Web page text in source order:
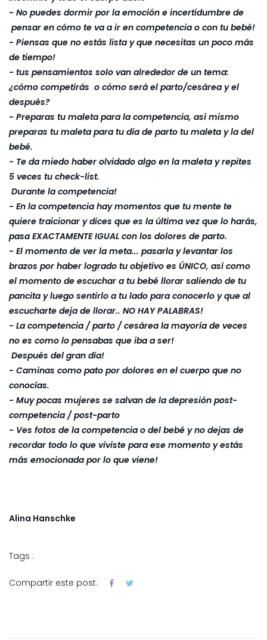
- No puedes dormir por la emoción e incertidumbre de
pensar en cómo te va a ir en competencia o con tu bebé!
- Piensas que no estás lista y que necesitas un poco más
de tiempo!
- tus pensamientos solo van alrededor de un tema:
¿cómo competirás o cómo será el parto/cesárea y el
después?
- Preparas tu maleta para la competencia, así mismo
preparas tu maleta para tu día de parto tu maleta y la del
bebé.
- Te da miedo haber olvidado algo en la maleta y repites
5 veces tu check-list.
Durante la competencia!
- En la competencia hay momentos que tu mente te
quiere traicionar y dices que es la última vez que lo harás,
pasa EXACTAMENTE IGUAL con los dolores de parto.
- El momento de ver la meta... pasarla y levantar los
brazos por haber logrado tu objetivo es ÚNICO, así como
el momento de escuchar a tu bebé llorar saliendo de tu
pancita y luego sentirlo a tu lado para conocerlo y que al
escucharte deja de llorar.. NO HAY PALABRAS!
- La competencia / parto / cesárea la mayoría de veces
no es como lo pensabas que iba a ser!
Después del gran día!
- Caminas como pato por dolores en el cuerpo que no
conocías.
- Muy pocas mujeres se salvan de la depresión post-
competencia / post-parto
- Ves fotos de la competencia o del bebé y no dejas de
recordar todo lo que viviste para ese momento y estás
más emocionada por lo que viene!
Alina Hanschke
Tags :
Compartir este post: